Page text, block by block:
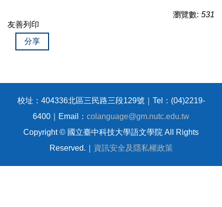
瀏覽數: 531
友善列印
分享
校址：404336北區三民路三段129號｜Tel：(04)2219-
6400｜Email： colanguage@gm.nutc.edu.tw
Copyright © 國立臺中科技大學語文學院 All Rights
Reserved.｜ 資訊安全及隱私權政策